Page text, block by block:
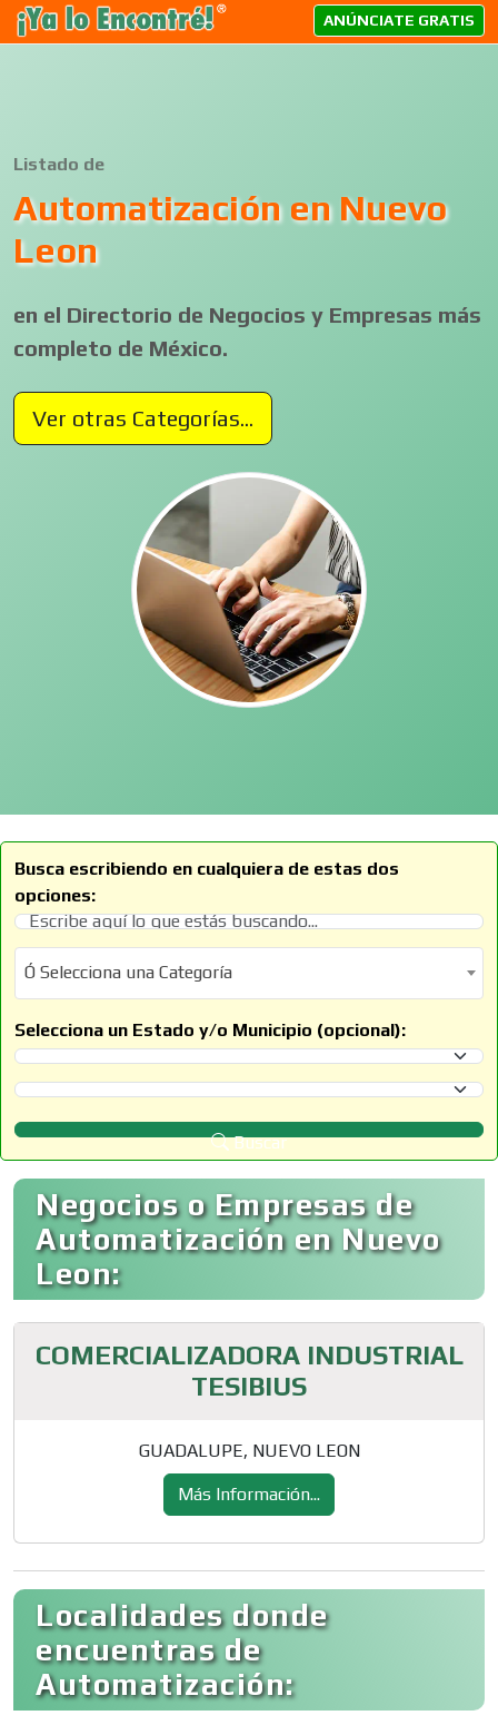
ANÚNCIATE GRATIS
Listado de
Automatización en Nuevo
Leon
en el Directorio de Negocios y Empresas más
completo de México.
Ver otras Categorías...
Busca escribiendo en cualquiera de estas dos
opciones:
Ó Selecciona una Categoría
Ó Selecciona una Categoría
Selecciona un Estado y/o Municipio (opcional):
Selecciona un Estado
Selecciona un Municipio
Buscar
Negocios o Empresas de
Automatización en Nuevo
Leon:
COMERCIALIZADORA INDUSTRIAL
TESIBIUS
GUADALUPE, NUEVO LEON
Más Información...
Localidades donde
encuentras de
Automatización: